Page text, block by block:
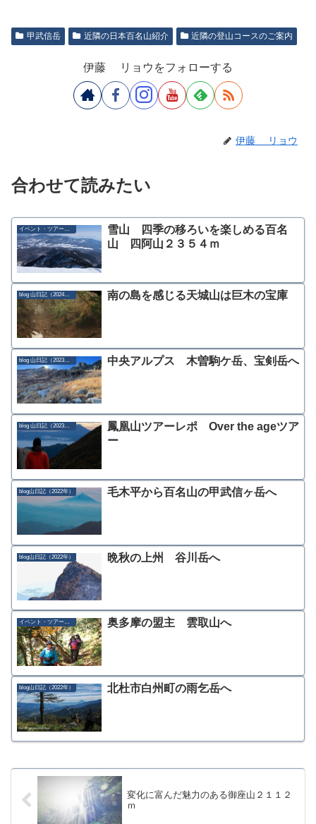
甲武信岳 近隣の日本百名山紹介 近隣の登山コースのご案内
伊藤 リョウをフォローする
伊藤 リョウ
合わせて読みたい
イベント・ツアー募集
雪山 四季の移ろいを楽しめる百名
山 四阿山２３５４ｍ
blog 山日記（2024年） 南の島を感じる天城山は巨木の宝庫
blog 山日記（2023年） 中央アルプス 木曽駒ケ岳、宝剣岳へ
鳳凰山ツアーレポ Over the ageツア
ー
blog山日記（2022年） 毛木平から百名山の甲武信ヶ岳へ
blog山日記（2022年） 晩秋の上州 谷川岳へ
イベント・ツアー募集 奥多摩の盟主 雲取山へ
blog山日記（2022年） 北杜市白州町の雨乞岳へ
変化に富んだ魅力のある御座山２１１２
ｍ